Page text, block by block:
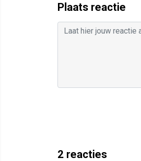
Plaats reactie
2 reacties